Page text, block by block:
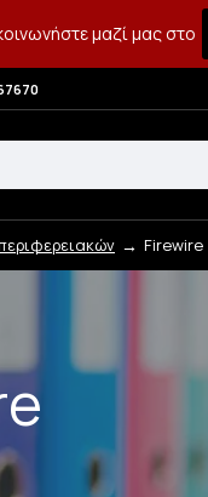
μαζί μας στο
Firewire